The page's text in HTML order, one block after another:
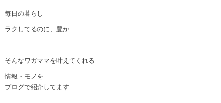
毎日の暮らし
ラクしてるのに、豊か
そんなワガママを叶えてくれる
情報・モノを
ブログで紹介してます